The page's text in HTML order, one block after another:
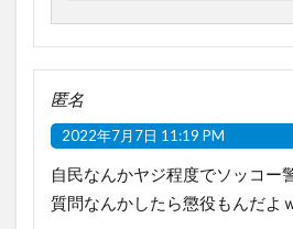
匿名
2022年7月7日 11:19 PM
自民なんかヤジ程度でソッコー
質問なんかしたら懲役もんだよ